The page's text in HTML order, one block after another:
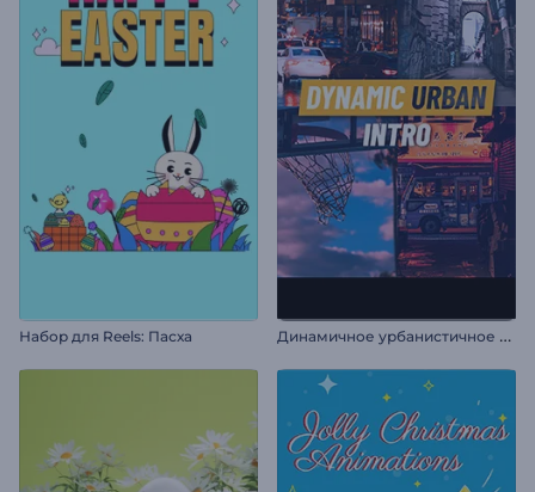
Набор для Reels: Пасха Д
инамичное урбанистичное интро